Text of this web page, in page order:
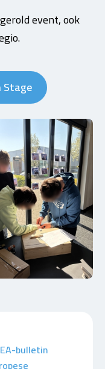
event, ook
Stage
bulletin